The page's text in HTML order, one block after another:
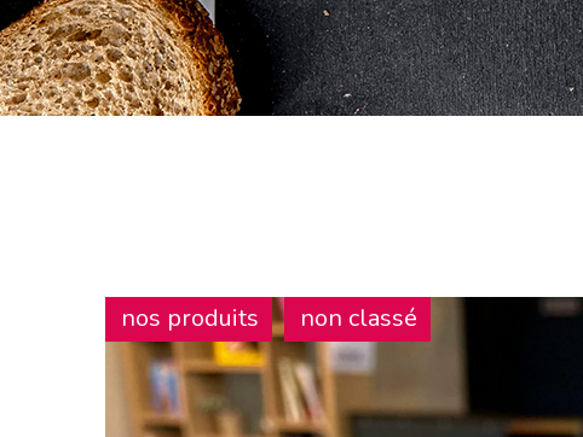
nos produits non classé